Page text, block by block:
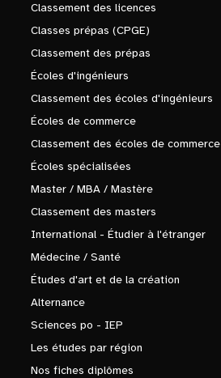
Classement des licences
Classes prépas (CPGE)
Classement des prépas
Écoles d'ingénieurs
Classement des écoles d'ingénieurs
Écoles de commerce
Classement des écoles de commerce
Écoles spécialisées
Master / MBA / Mastère
Classement des masters
International - Étudier à l'étranger
Médecine / Santé
Études d'art et de la création
Alternance
Sciences po - IEP
Les études par région
Nos fiches diplômes